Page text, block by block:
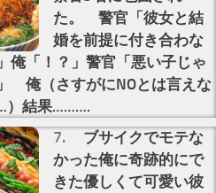
た。 警官「彼女と結
婚を前提に付き合わな
俺「！？」警官「悪い子じゃ
俺（さすがにNOとは言えな
）結果……….
ブサイクでモテな
かった俺に奇跡的にで
きた優しくて可愛い彼